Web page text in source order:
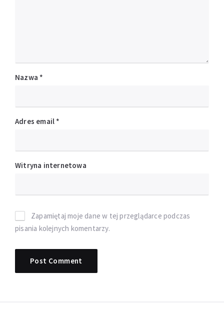
Nazwa *
Adres email *
Witryna internetowa
Zapamiętaj moje dane w tej przeglądarce podczas
pisania kolejnych komentarzy.